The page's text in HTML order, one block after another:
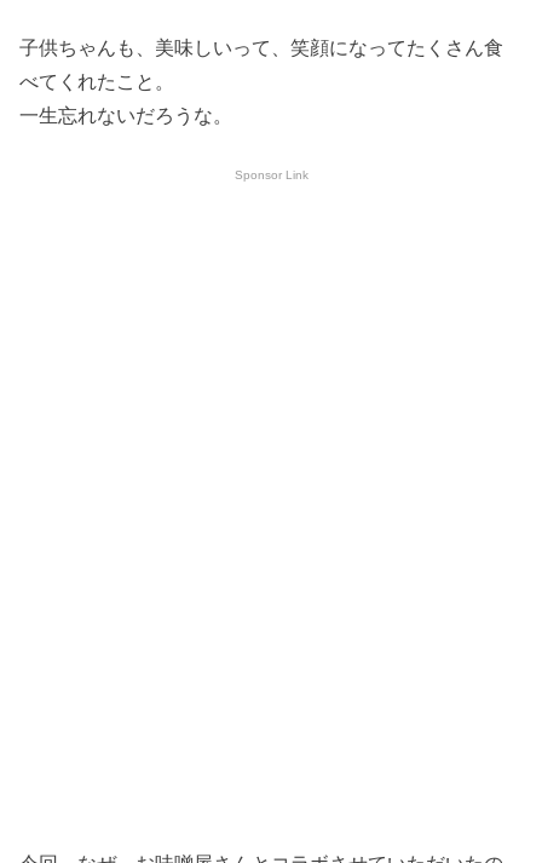
子供ちゃんも、美味しいって、笑顔になってたくさん食
べてくれたこと。
一生忘れないだろうな。
Sponsor Link